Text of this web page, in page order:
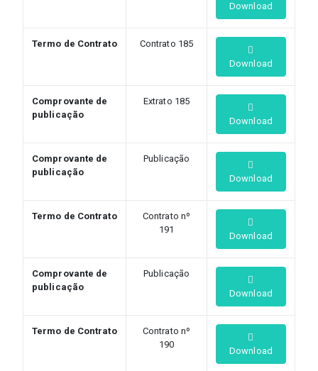
Download
Termo de Contrato
Contrato 185
Download
Comprovante de
publicação
Extrato 185
Download
Comprovante de
publicação
Publicação
Download
Termo de Contrato
Contrato nº
191
Download
Comprovante de
publicação
Publicação
Download
Termo de Contrato
Contrato nº
190
Download